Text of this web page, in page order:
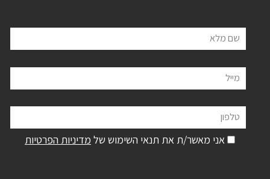
שם מלא
מייל
טלפון
אני מאשר/ת את תנאי השימוש של מדיניות הפרטיות